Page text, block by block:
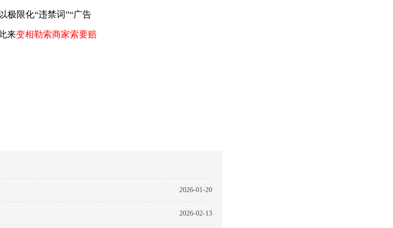
极限化“违禁词”“广告
来变相勒索商家索要赔
2026-01-20
2026-02-13